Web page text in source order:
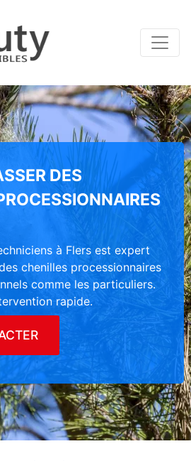
DES
à Flers est expert
chenilles processionnaires
comme les particuliers.
rapide.